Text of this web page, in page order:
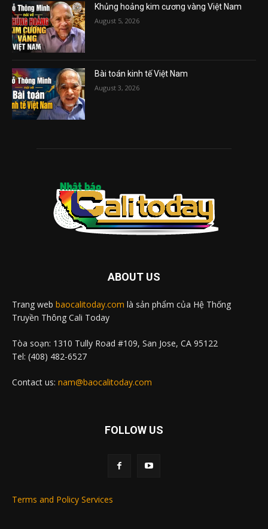
Khủng hoảng kim cương vàng Việt Nam
August 5, 2026
Bài toán kinh tế Việt Nam
August 3, 2026
ABOUT US
Trang web baocalitoday.com là sản phẩm của Hệ Thống
Truyền Thông Cali Today
Tòa soạn: 1310 Tully Road #109, San Jose, CA 95122
Tel: (408) 482-6527
Contact us: nam@baocalitoday.com
FOLLOW US
Terms and Policy Services